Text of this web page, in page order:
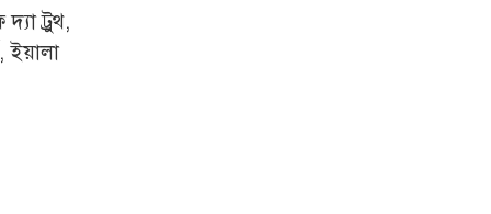
ট্রুথ,
ইয়ালা